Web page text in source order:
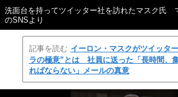
洗面台を持ってツイッター社を訪れたマスク氏
のSNSより
記事を読む イーロン・マスクがツイッタ
ラの極意”とは 社員に送った「長時間、
ればならない」メールの真意